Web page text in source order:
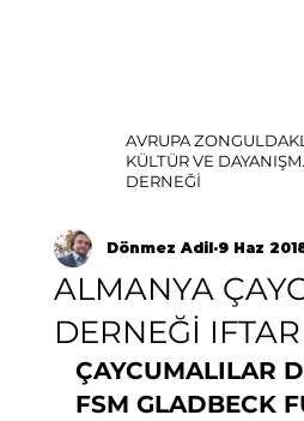
AVRUPA
KÜLTÜR VE
DERNEĞİ
ALMANYA
DERNEĞİ
Dönmez Adil 9 Haz
ÇAYCUMALILAR
FSM GLADBECK